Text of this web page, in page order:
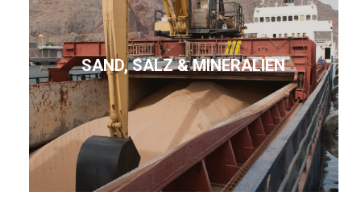
SAND, SALZ & MINERALIEN